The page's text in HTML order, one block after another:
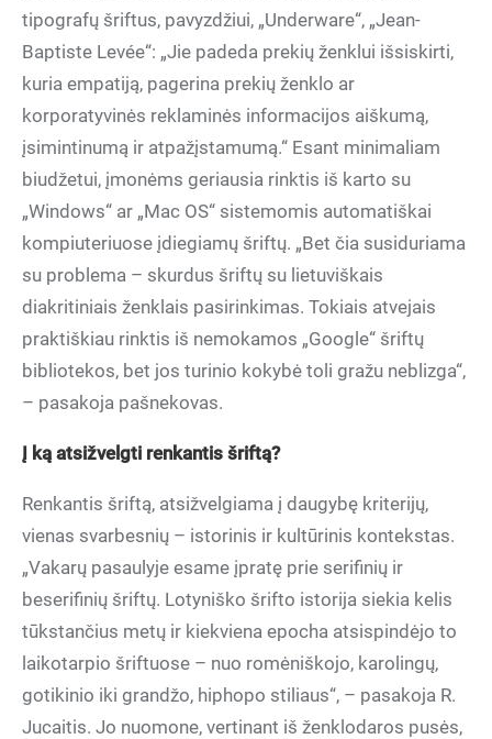
tipografų šriftus, pavyzdžiui, „Underware“, „Jean-
Baptiste Levée“: „Jie padeda prekių ženklui išsiskirti,
kuria empatiją, pagerina prekių ženklo ar
korporatyvinės reklaminės informacijos aiškumą,
įsimintinumą ir atpažįstamumą.“ Esant minimaliam
biudžetui, įmonėms geriausia rinktis iš karto su
„Windows“ ar „Mac OS“ sistemomis automatiškai
kompiuteriuose įdiegiamų šriftų. „Bet čia susiduriama
su problema – skurdus šriftų su lietuviškais
diakritiniais ženklais pasirinkimas. Tokiais atvejais
praktiškiau rinktis iš nemokamos „Google“ šriftų
bibliotekos, bet jos turinio kokybė toli gražu neblizga“,
– pasakoja pašnekovas.
Į ką atsižvelgti renkantis šriftą?
Renkantis šriftą, atsižvelgiama į daugybę kriterijų,
vienas svarbesnių – istorinis ir kultūrinis kontekstas.
„Vakarų pasaulyje esame įpratę prie serifinių ir
beserifinių šriftų. Lotyniško šrifto istorija siekia kelis
tūkstančius metų ir kiekviena epocha atsispindėjo to
laikotarpio šriftuose – nuo romėniškojo, karolingų,
gotikinio iki grandžo, hiphopo stiliaus“, – pasakoja R.
Jucaitis. Jo nuomone, vertinant iš ženklodaros pusės,